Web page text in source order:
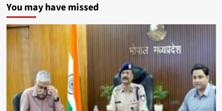
You may have missed